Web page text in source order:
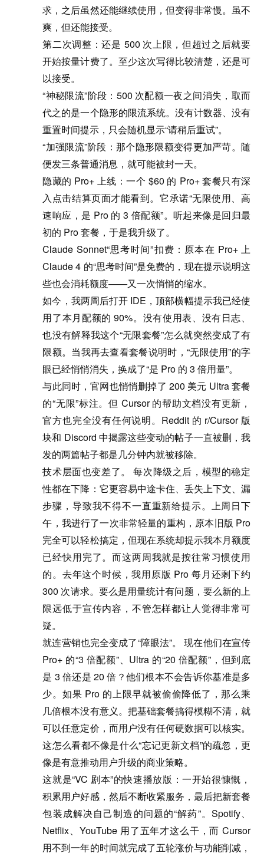
求，之后虽然还能继续使用，但变得非常慢。虽不
爽，但还能接受。
第二次调整 ：还是 500 次上限，但超过之后就要
开始按量计费了。至少这次写得比较清楚，还是可
以接受。
“神秘限流”阶段 ：500 次配额一夜之间消失，取而
代之的是一个隐形的限流系统。没有计数器、没有
重置时间提示，只会随机显示“请稍后重试”。
“加强限流”阶段 ：那个隐形限额变得更加严苛。随
便发三条普通消息，就可能被封一天。
隐藏的 Pro+ 上线 ：一个 $60 的 Pro+ 套餐只有深
入点击结算页面才能看到。它承诺“无限使用、高
速响应，是 Pro 的 3 倍配额”。听起来像是回归最
初的 Pro 套餐，于是我升级了。
Claude Sonnet“思考时间”扣费 ：原本在 Pro+ 上
Claude 4 的“思考时间”是免费的，现在提示说明这
些也会消耗额度——又一次悄悄的缩水。
如今，我两周后打开 IDE，顶部横幅提示我已经使
用了本月配额的 90%。没有使用表、没有日志、
也没有解释我这个“无限套餐”怎么就突然变成了有
限额。当我再去查看套餐说明时，“无限使用”的字
眼已经悄悄消失，换成了“是 Pro 的 3 倍用量”。
与此同时，官网也悄悄删掉了 200 美元 Ultra 套餐
的“无限”标注。但 Cursor 的帮助文档没有更新，
官方也完全没有任何说明。Reddit 的 r/Cursor 版
块和 Discord 中揭露这些变动的帖子一直被删，我
发的两篇帖子都是几分钟内就被移除。
技术层面也变差了。 每次降级之后，模型的稳定
性都在下降：它更容易中途卡住、丢失上下文、漏
步骤，导致我不得不一直重新给提示。上周日下
午，我进行了一次非常轻量的重构，原本旧版 Pro
完全可以轻松搞定，但现在系统却提示我本月额度
已经快用完了。而这两周我就是按往常习惯使用
的。去年这个时候，我用原版 Pro 每月还剩下约
300 次请求。要么是用量统计有问题，要么新的上
限远低于宣传内容，不管怎样都让人觉得非常可
疑。
就连营销也完全变成了“障眼法”。 现在他们在宣传
Pro+ 的“3 倍配额”、Ultra 的“20 倍配额”，但到底
是 3 倍还是 20 倍？他们根本不会告诉你基准是多
少。如果 Pro 的上限早就被偷偷降低了，那么乘
几倍根本没有意义。把基础套餐搞得模糊不清，就
可以任意定价，而用户没有任何硬数据可以核实。
这怎么看都不像是什么“忘记更新文档”的疏忽，更
像是有意推动用户升级的商业策略。
这就是“VC 剧本”的快速播放版：一开始很慷慨，
积累用户好感，然后不断收紧服务，最后把新套餐
包装成解决自己制造的问题的“解药”。Spotify、
Netflix、YouTube 用了五年才这么干，而 Cursor
用不到一年的时间就完成了五轮涨价与功能削减，